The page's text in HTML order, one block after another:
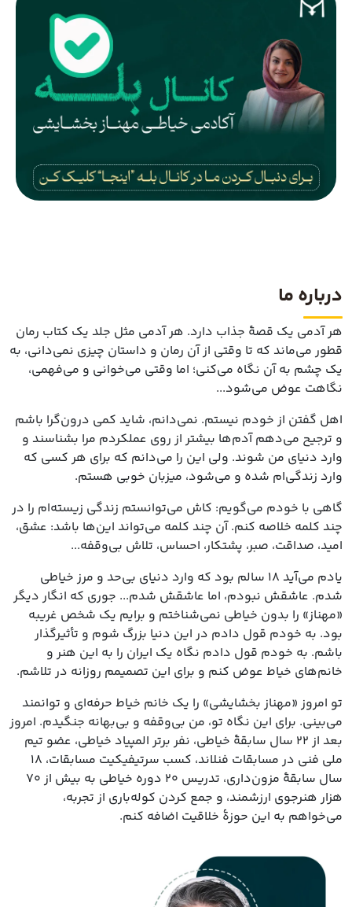
درباره ما
هر آدمی یک قصهٔ جذاب دارد. هر آدمی مثل جلد یک کتاب رمان
قطور می‌ماند که تا وقتی از آن رمان و داستان چیزی نمی‌دانی، به
یک چشم به آن نگاه می‌کنی؛ اما وقتی می‌خوانی و می‌فهمی،
نگاهت عوض می‌شود...
اهل گفتن از خودم نیستم. نمی‌دانم، شاید کمی درون‌گرا باشم
و ترجیح می‌دهم آدم‌ها بیشتر از روی عملکردم مرا بشناسند و
وارد دنیای من شوند. ولی این را می‌دانم که برای هر کسی که
وارد زندگی‌ام شده و می‌شود، میزبان خوبی هستم.
گاهی با خودم می‌گویم: کاش می‌توانستم زندگی زیسته‌ام را در
چند کلمه خلاصه کنم. آن چند کلمه می‌تواند این‌ها باشد: عشق،
امید، صداقت، صبر، پشتکار، احساس، تلاش بی‌وقفه...
یادم می‌آید ۱۸ سالم بود که وارد دنیای بی‌حد و مرز خیاطی
شدم. عاشقش نبودم، اما عاشقش شدم... جوری که انگار دیگر
«مهناز» را بدون خیاطی نمی‌شناختم و برایم یک شخص غریبه
بود. به خودم قول دادم در این دنیا بزرگ شوم و تأثیرگذار
باشم. به خودم قول دادم نگاه یک ایران را به این هنر و
خانم‌های خیاط عوض کنم و برای این تصمیمم روزانه در تلاشم.
تو امروز «مهناز بخشایشی» را یک خانم خیاط حرفه‌ای و توانمند
می‌بینی. برای این نگاه تو، من بی‌وقفه و بی‌بهانه جنگیدم. امروز
بعد از ۲۲ سال سابقهٔ خیاطی، نفر برتر المپیاد خیاطی، عضو تیم
ملی فنی در مسابقات فنلاند، کسب سرتیفیکیت مسابقات، ۱۸
سال سابقهٔ مزون‌داری، تدریس ۲۰ دوره خیاطی به بیش از ۷۰
هزار هنرجوی ارزشمند، و جمع کردن کوله‌باری از تجربه،
می‌خواهم به این حوزهٔ خلاقیت اضافه کنم.